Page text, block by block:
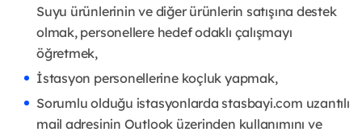
Suyu ürünlerinin ve diğer ürünlerin satışına destek
olmak, personellere hedef odaklı çalışmayı
öğretmek,
İstasyon personellerine koçluk yapmak,
Sorumlu olduğu istasyonlarda stasbayi.com uzantılı
mail adresinin Outlook üzerinden kullanımını ve